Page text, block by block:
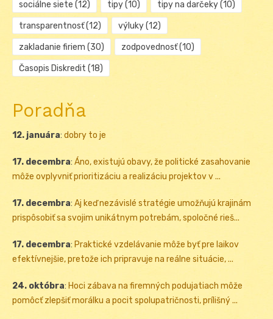
sociálne siete (12) tipy(10) tipy na darčeky(10)
transparentnosť(12) výluky(12)
zakladanie firiem (30) zodpovednosť(10)
Časopis Diskredit (18)
Poradňa
12. januára: dobry to je
17. decembra: Áno, existujú obavy, že politické zasahovanie
môže ovplyvniť prioritizáciu a realizáciu projektov v ...
17. decembra: Aj keď nezávislé stratégie umožňujú krajinám
prispôsobiť sa svojim unikátnym potrebám, spoločné rieš...
17. decembra: Praktické vzdelávanie môže byť pre laikov
efektívnejšie, pretože ich pripravuje na reálne situácie, ...
24. októbra: Hoci zábava na firemných podujatiach môže
pomôcť zlepšiť morálku a pocit spolupatričnosti, prílišný ...